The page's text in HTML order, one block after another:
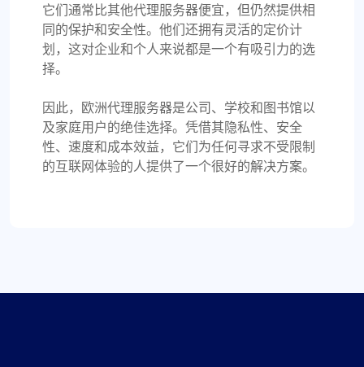
米娅·艾伦
两年多来，我一直依赖 ProxyCompass（因为其名
称为 fineproxy.de）来满足我的所有代理需求。他
们不断改进和更新，表明他们致力于提供最优质的
它们通常比其他代理服务器便宜，但仍然提供相
同的保护和安全性。他们还拥有灵活的定价计
划，这对企业和个人来说都是一个有吸引力的选
择。
因此，欧洲代理服务器是公司、学校和图书馆以
及家庭用户的绝佳选择。凭借其隐私性、安全
性、速度和成本效益，它们为任何寻求不受限制
的互联网体验的人提供了一个很好的解决方案。